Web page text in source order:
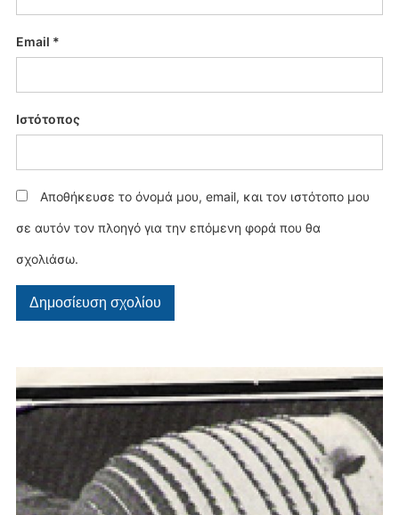
Email *
Ιστότοπος
Αποθήκευσε το όνομά μου, email, και τον ιστότοπο μου
σε αυτόν τον πλοηγό για την επόμενη φορά που θα
σχολιάσω.